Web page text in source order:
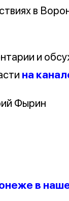
в
и
на
Фырин
в